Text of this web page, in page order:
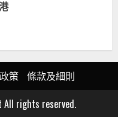
策 條款及細則
All rights reserved.